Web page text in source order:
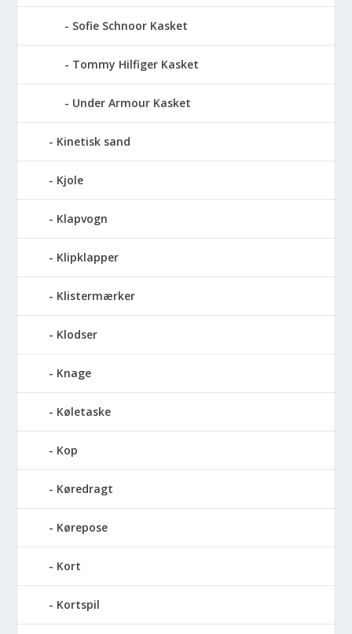
Sofie Schnoor Kasket
Tommy Hilfiger Kasket
Under Armour Kasket
Kinetisk sand
Kjole
Klapvogn
Klipklapper
Klistermærker
Klodser
Knage
Køletaske
Kop
Køredragt
Kørepose
Kort
Kortspil